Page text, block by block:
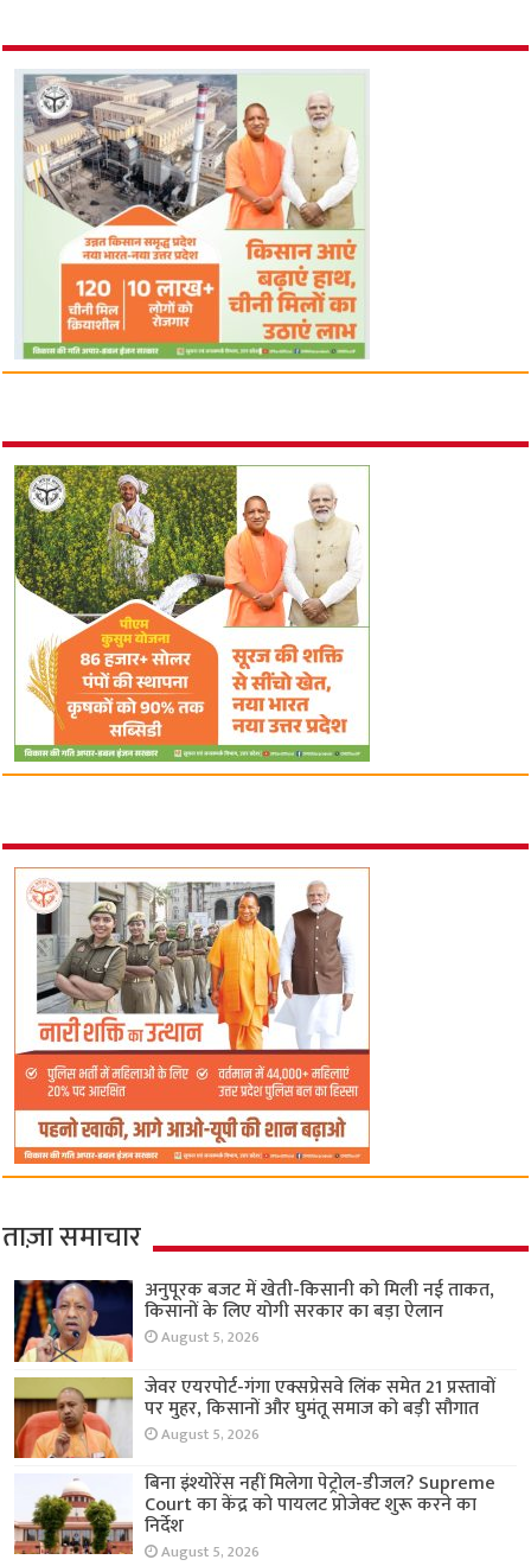
ताज़ा समाचार
अनुपूरक बजट में खेती-किसानी को मिली नई ताकत,
किसानों के लिए योगी सरकार का बड़ा ऐलान
August 5, 2026
जेवर एयरपोर्ट-गंगा एक्सप्रेसवे लिंक समेत 21 प्रस्तावों
पर मुहर, किसानों और घुमंतू समाज को बड़ी सौगात
August 5, 2026
बिना इंश्योरेंस नहीं मिलेगा पेट्रोल-डीजल? Supreme
Court का केंद्र को पायलट प्रोजेक्ट शुरू करने का
निर्देश
August 5, 2026